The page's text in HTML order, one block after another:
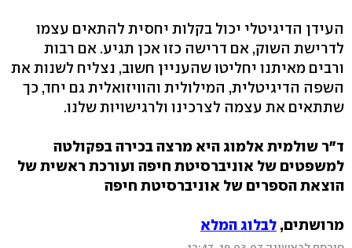
העידן הדיגיטלי יכול בקלות יחסית להתאים עצמו
לדרישת השוק, אם דרישה כזו אכן תגיע. אם רבות
ורבים מאיתנו יחליטו שהעניין חשוב, נצליח לשנות את
השפה הדיגיטלית, המילולית והוויזואלית גם יחד, כך
שתתאים את עצמה לצרכינו ולרגישויות שלנו.
ד"ר שולמית אלמוג היא מרצה בכירה בפקולטה
למשפטים של אוניברסיטת חיפה ועורכת ראשית של
הוצאת הספרים של אוניברסיטת חיפה
מרושתים, לבלוג המלא